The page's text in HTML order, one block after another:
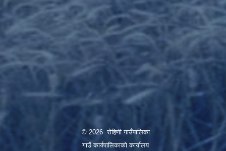
© 2026 रोहिणी गाउँपालिका
गाउँ कार्यपालिकाको कार्यालय